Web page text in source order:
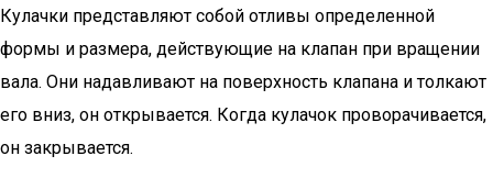
Кулачки представляют собой отливы определенной
формы и размера, действующие на клапан при вращении
вала. Они надавливают на поверхность клапана и толкают
его вниз, он открывается. Когда кулачок проворачивается,
он закрывается.